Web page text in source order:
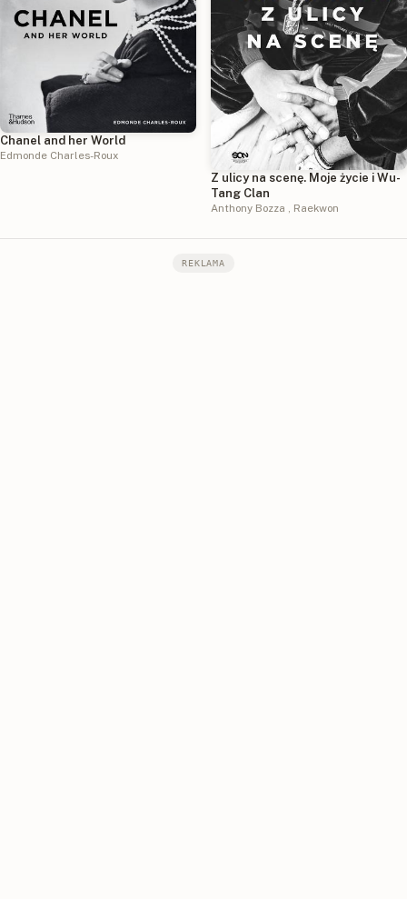
Chanel and her World
Edmonde Charles-Roux
Z ulicy na scenę. Moje życie i Wu-
Tang Clan
Anthony Bozza Raekwon
REKLAMA